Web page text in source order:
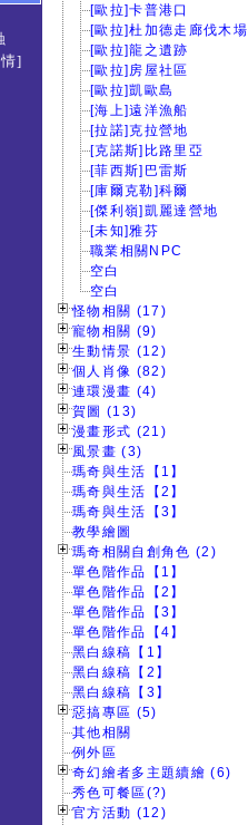
]
[歐拉]卡普港口
[歐拉]杜加德走廊伐木場
[歐拉]龍之遺跡
[歐拉]房屋社區
[歐拉]凱歐島
[海上]遠洋漁船
[拉諾]克拉營地
[克諾斯]比路里亞
[菲西斯]巴雷斯
[庫爾克勒]科爾
[傑利嶺]凱麗達營地
[未知]雅芬
職業相關NPC
空白
空白
怪物相關 (17)
寵物相關 (9)
生動情景 (12)
個人肖像 (82)
連環漫畫 (4)
賀圖 (13)
漫畫形式 (21)
風景畫 (3)
瑪奇與生活【1】
瑪奇與生活【2】
瑪奇與生活【3】
教學繪圖
瑪奇相關自創角色 (2)
單色階作品【1】
單色階作品【2】
單色階作品【3】
單色階作品【4】
黑白線稿【1】
黑白線稿【2】
黑白線稿【3】
惡搞專區 (5)
其他相關
例外區
奇幻繪者多主題續繪 (6)
秀色可餐區(?)
官方活動 (12)